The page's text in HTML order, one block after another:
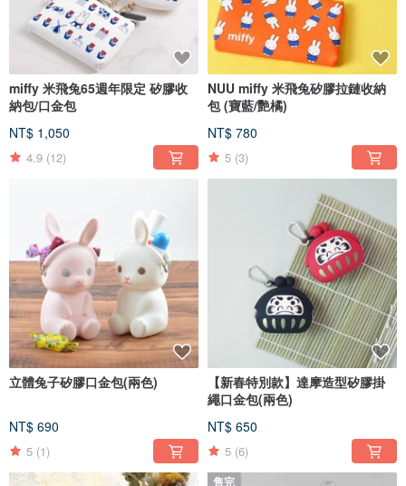
miffy 米飛兔65週年限定 矽膠收
納包/口金包
NT$ 1,050
4.9 (12)
NUU miffy 米飛兔矽膠拉鏈收納
包 (寶藍/艷橘)
NT$ 780
5 (3)
立體兔子矽膠口金包(兩色)
NT$ 690
5 (1)
【新春特別款】達摩造型矽膠掛
繩口金包(兩色)
NT$ 650
5 (6)
售完